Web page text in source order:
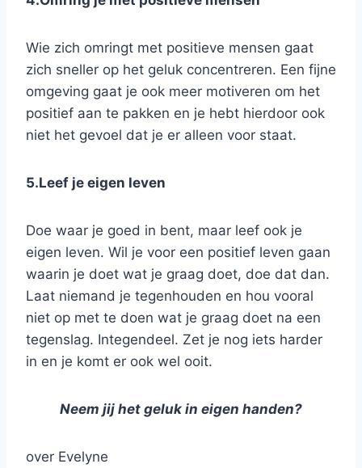
Wie zich omringt met positieve mensen gaat
zich sneller op het geluk concentreren. Een fijne
omgeving gaat je ook meer motiveren om het
positief aan te pakken en je hebt hierdoor ook
niet het gevoel dat je er alleen voor staat.
5.Leef je eigen leven
Doe waar je goed in bent, maar leef ook je
eigen leven. Wil je voor een positief leven gaan
waarin je doet wat je graag doet, doe dat dan.
Laat niemand je tegenhouden en hou vooral
niet op met te doen wat je graag doet na een
tegenslag. Integendeel. Zet je nog iets harder
in en je komt er ook wel ooit.
Neem jij het geluk in eigen handen?
over Evelyne